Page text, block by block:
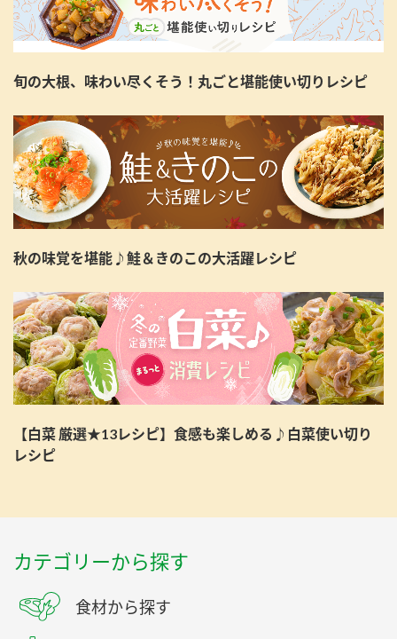
旬の大根、味わい尽くそう！丸ごと堪能使い切りレシピ
秋の味覚を堪能♪鮭＆きのこの大活躍レシピ
【白菜 厳選★13レシピ】食感も楽しめる♪白菜使い切り
レシピ
カテゴリーから探す
食材から探す